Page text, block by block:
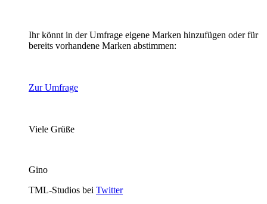
Ihr könnt in der Umfrage eigene Marken hinzufügen oder für
bereits vorhandene Marken abstimmen:
Zur Umfrage
Viele Grüße
Gino
TML-Studios bei Twitter